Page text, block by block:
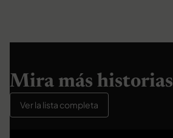
Mira más historias
Ver la lista completa